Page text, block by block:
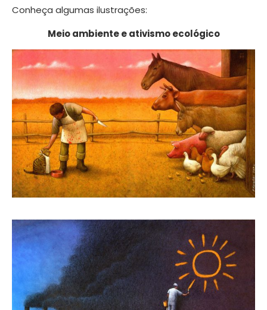
Conheça algumas ilustrações:
Meio ambiente e ativismo ecológico